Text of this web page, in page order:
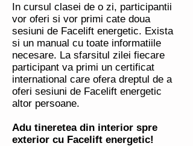
In cursul clasei de o zi, participantii
vor oferi si vor primi cate doua
sesiuni de Facelift energetic. Exista
si un manual cu toate informatiile
necesare. La sfarsitul zilei fiecare
participant va primi un certificat
international care ofera dreptul de a
oferi sesiuni de Facelift energetic
altor persoane.
Adu tineretea din interior spre
exterior cu Facelift energetic!